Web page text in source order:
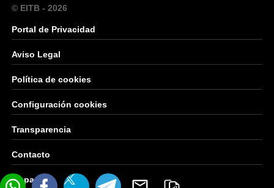
© EITB - 2026
Portal de Privacidad
Aviso Legal
Política de cookies
Configuración cookies
Transparencia
Contacto
Mapa Web